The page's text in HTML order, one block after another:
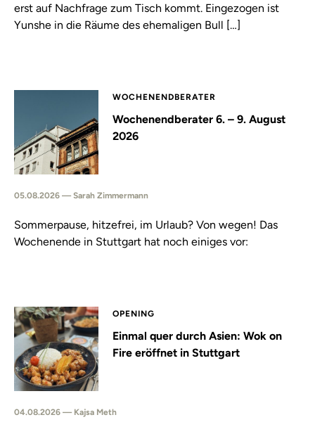
erst auf Nachfrage zum Tisch kommt. Eingezogen ist
Yunshe in die Räume des ehemaligen Bull […]
WOCHENENDBERATER
Wochenendberater 6. – 9. August
2026
05.08.2026 — Sarah Zimmermann
Sommerpause, hitzefrei, im Urlaub? Von wegen! Das
Wochenende in Stuttgart hat noch einiges vor:
OPENING
Einmal quer durch Asien: Wok on
Fire eröffnet in Stuttgart
04.08.2026 — Kajsa Meth